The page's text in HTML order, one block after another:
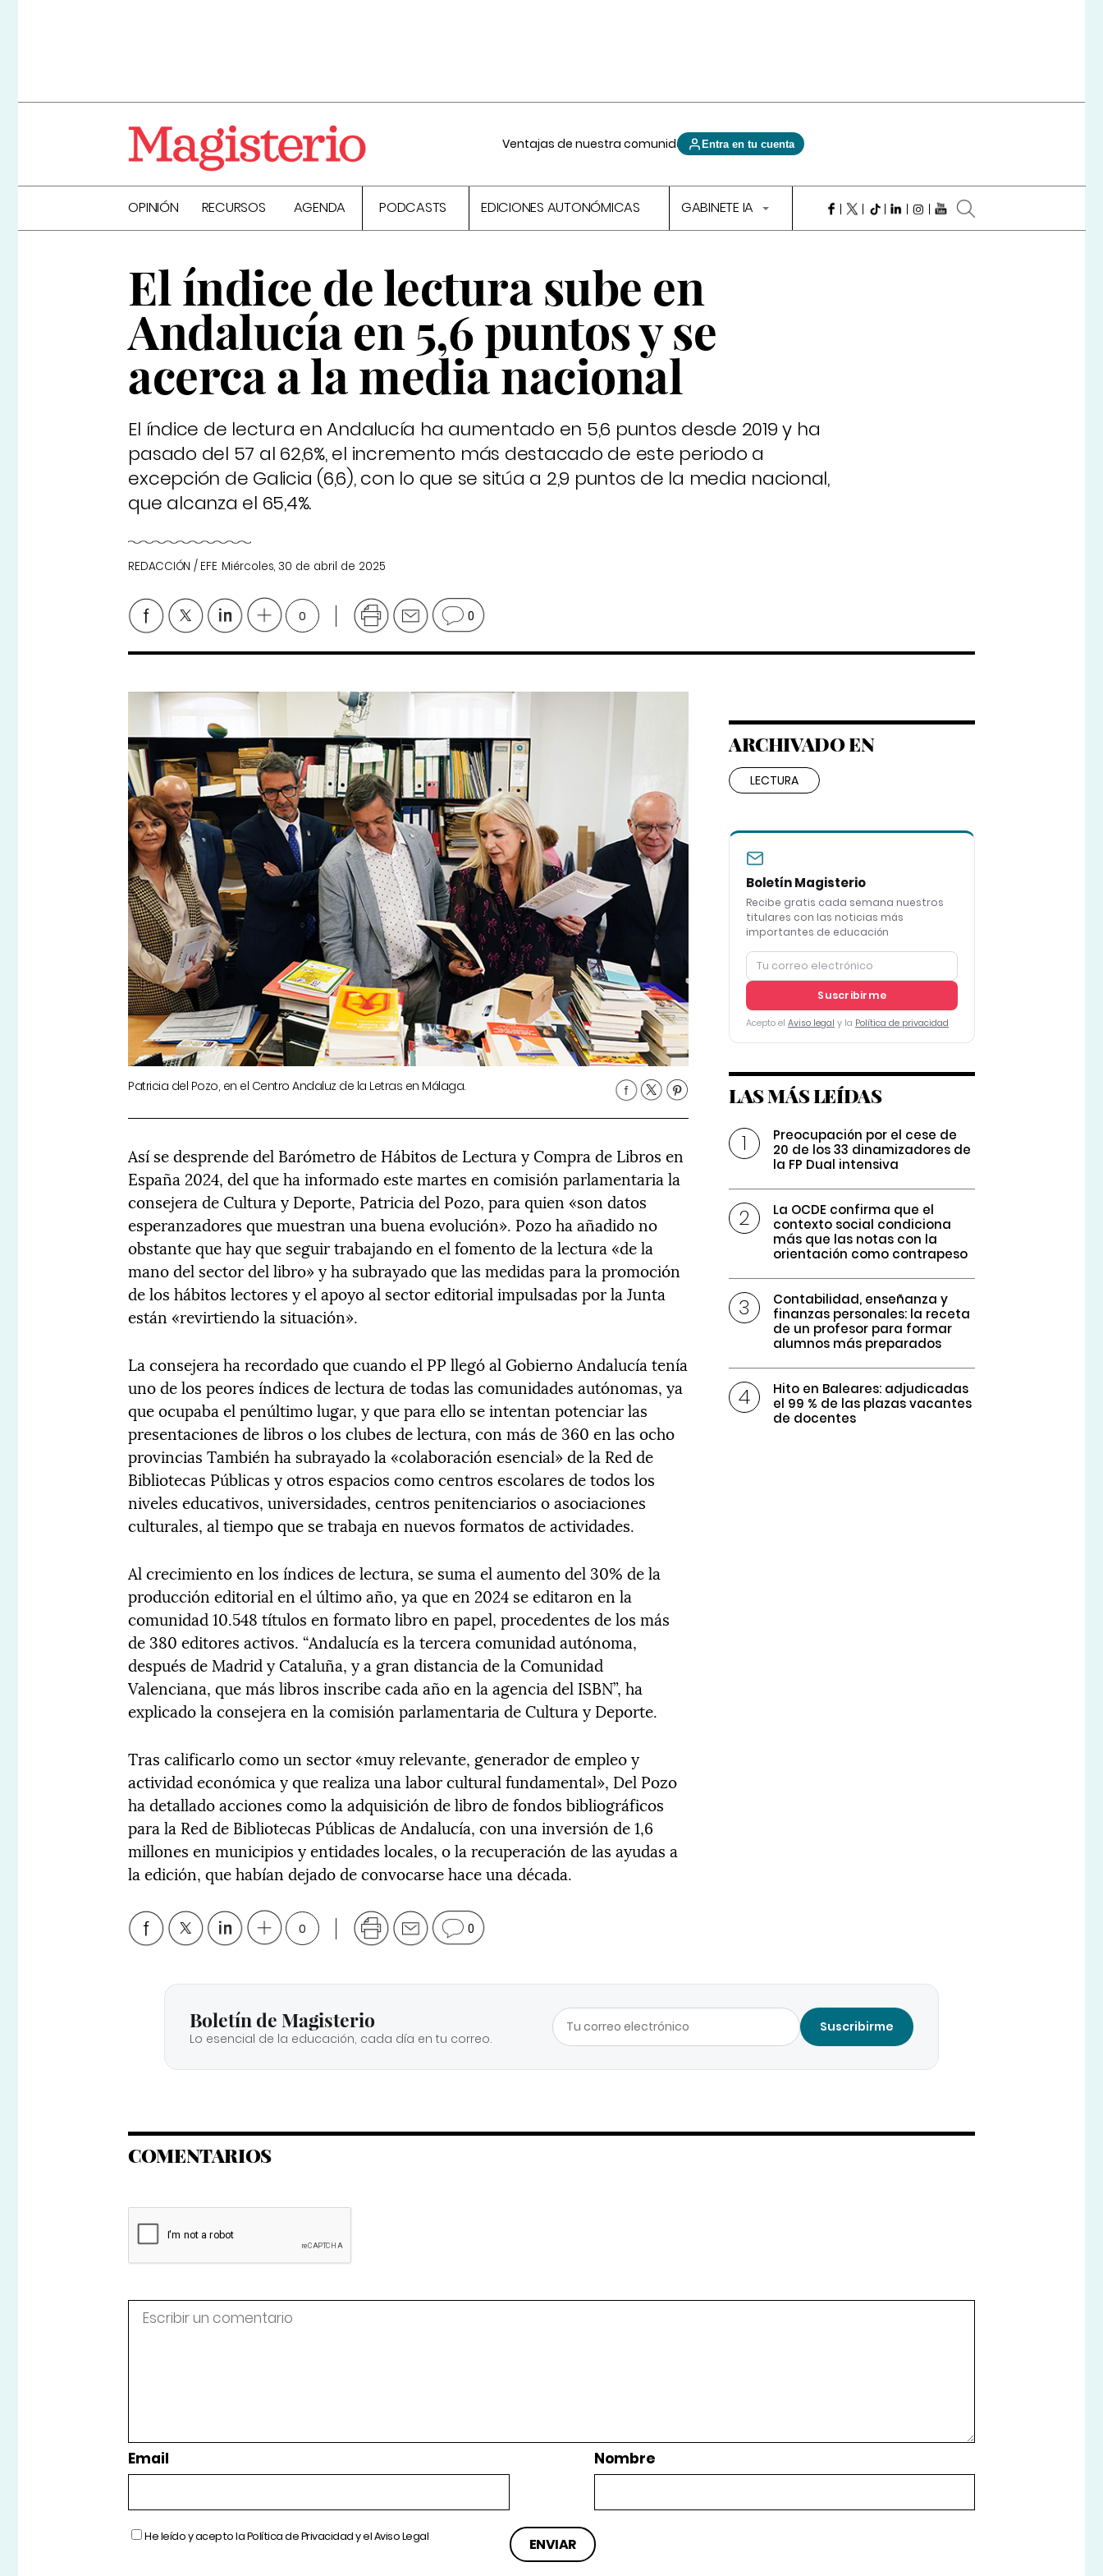
Ventajas de nuestra comunidad Entra en tu cuenta
OPINIÓN RECURSOS AGENDA PODCASTS EDICIONES AUTONÓMICAS GABINETE IA
El índice de lectura sube en
Andalucía en 5,6 puntos y se
acerca a la media nacional
El índice de lectura en Andalucía ha aumentado en 5,6 puntos desde 2019 y ha
pasado del 57 al 62,6%, el incremento más destacado de este periodo a
excepción de Galicia (6,6), con lo que se sitúa a 2,9 puntos de la media nacional,
que alcanza el 65,4%.
REDACCIÓN / EFE Miércoles, 30 de abril de 2025
0 0
Patricia del Pozo, en el Centro Andaluz de la Letras en Málaga.
Así se desprende del Barómetro de Hábitos de Lectura y Compra de Libros en
España 2024, del que ha informado este martes en comisión parlamentaria la
consejera de Cultura y Deporte, Patricia del Pozo, para quien «son datos
esperanzadores que muestran una buena evolución». Pozo ha añadido no
obstante que hay que seguir trabajando en el fomento de la lectura «de la
mano del sector del libro» y ha subrayado que las medidas para la promoción
de los hábitos lectores y el apoyo al sector editorial impulsadas por la Junta
están «revirtiendo la situación».
La consejera ha recordado que cuando el PP llegó al Gobierno Andalucía tenía
uno de los peores índices de lectura de todas las comunidades autónomas, ya
que ocupaba el penúltimo lugar, y que para ello se intentan potenciar las
presentaciones de libros o los clubes de lectura, con más de 360 en las ocho
provincias También ha subrayado la «colaboración esencial» de la Red de
Bibliotecas Públicas y otros espacios como centros escolares de todos los
niveles educativos, universidades, centros penitenciarios o asociaciones
culturales, al tiempo que se trabaja en nuevos formatos de actividades.
Al crecimiento en los índices de lectura, se suma el aumento del 30% de la
producción editorial en el último año, ya que en 2024 se editaron en la
comunidad 10.548 títulos en formato libro en papel, procedentes de los más
de 380 editores activos. “Andalucía es la tercera comunidad autónoma,
después de Madrid y Cataluña, y a gran distancia de la Comunidad
Valenciana, que más libros inscribe cada año en la agencia del ISBN”, ha
explicado la consejera en la comisión parlamentaria de Cultura y Deporte.
Tras calificarlo como un sector «muy relevante, generador de empleo y
actividad económica y que realiza una labor cultural fundamental», Del Pozo
ha detallado acciones como la adquisición de libro de fondos bibliográficos
para la Red de Bibliotecas Públicas de Andalucía, con una inversión de 1,6
millones en municipios y entidades locales, o la recuperación de las ayudas a
la edición, que habían dejado de convocarse hace una década.
0 0
ARCHIVADO EN
LECTURA
Boletín Magisterio
Recibe gratis cada semana nuestros
titulares con las noticias más
importantes de educación
Suscribirme
Acepto el Aviso legal y la Política de privacidad
LAS MÁS LEÍDAS
Preocupación por el cese de
20 de los 33 dinamizadores de
la FP Dual intensiva
La OCDE confirma que el
contexto social condiciona
más que las notas con la
orientación como contrapeso
Contabilidad, enseñanza y
finanzas personales: la receta
de un profesor para formar
alumnos más preparados
Hito en Baleares: adjudicadas
el 99 % de las plazas vacantes
de docentes
Boletín de Magisterio
Lo esencial de la educación, cada día en tu correo.
Suscribirme
COMENTARIOS
Email Nombre
He leído y acepto laPolítica de Privacidady elAviso Legal